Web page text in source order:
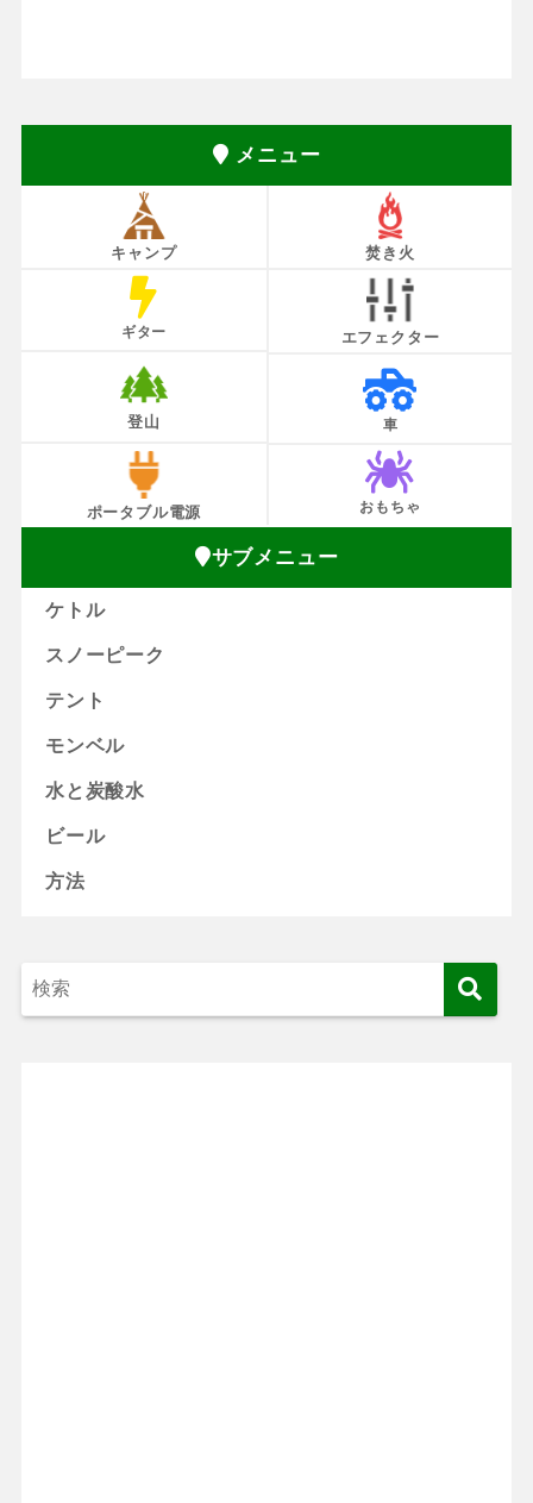
メニュー
キャンプ 焚き火
ギター エフェクター
登山 車
ポータブル電源 おもちゃ
サブメニュー
ケトル
スノーピーク
テント
モンベル
水と炭酸水
ビール
方法